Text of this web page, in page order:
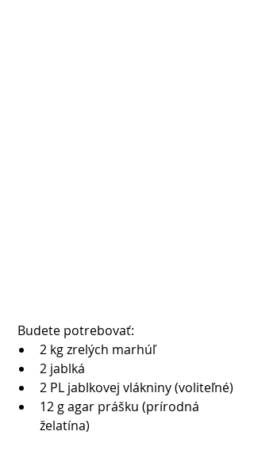
Budete potrebovať:
2 kg zrelých marhúľ
2 jablká
2 PL jablkovej vlákniny (voliteľné)
12 g agar prášku (prírodná
želatína)